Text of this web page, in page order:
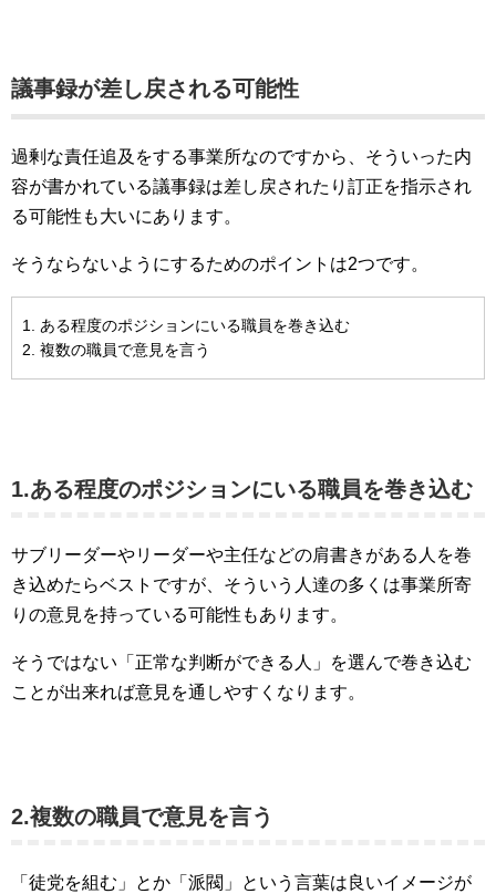
議事録が差し戻される可能性
過剰な責任追及をする事業所なのですから、そういった内
容が書かれている議事録は差し戻されたり訂正を指示され
る可能性も大いにあります。
そうならないようにするためのポイントは2つです。
ある程度のポジションにいる職員を巻き込む
複数の職員で意見を言う
1.ある程度のポジションにいる職員を巻き込む
サブリーダーやリーダーや主任などの肩書きがある人を巻
き込めたらベストですが、そういう人達の多くは事業所寄
りの意見を持っている可能性もあります。
そうではない「正常な判断ができる人」を選んで巻き込む
ことが出来れば意見を通しやすくなります。
2.複数の職員で意見を言う
「徒党を組む」とか「派閥」という言葉は良いイメージが